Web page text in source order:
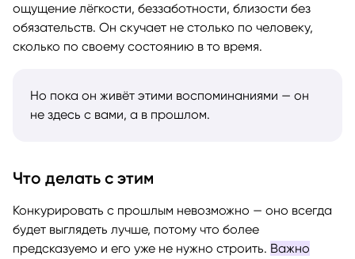
ощущение лёгкости, беззаботности, близости без
обязательств. Он скучает не столько по человеку,
сколько по своему состоянию в то время.
Но пока он живёт этими воспоминаниями — он
не здесь с вами, а в прошлом.
Что делать с этим
Конкурировать с прошлым невозможно — оно всегда
будет выглядеть лучше, потому что более
предсказуемо и его уже не нужно строить. Важно